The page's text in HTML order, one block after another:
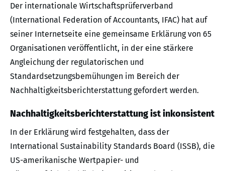
Der internationale Wirtschaftsprüferverband
(International Federation of Accountants, IFAC) hat auf
seiner Internetseite eine gemeinsame Erklärung von 65
Organisationen veröffentlicht, in der eine stärkere
Angleichung der regulatorischen und
Standardsetzungsbemühungen im Bereich der
Nachhaltigkeitsberichterstattung gefordert werden.
Nachhaltigkeitsberichterstattung ist inkonsistent
In der Erklärung wird festgehalten, dass der
International Sustainability Standards Board (ISSB), die
US-amerikanische Wertpapier- und